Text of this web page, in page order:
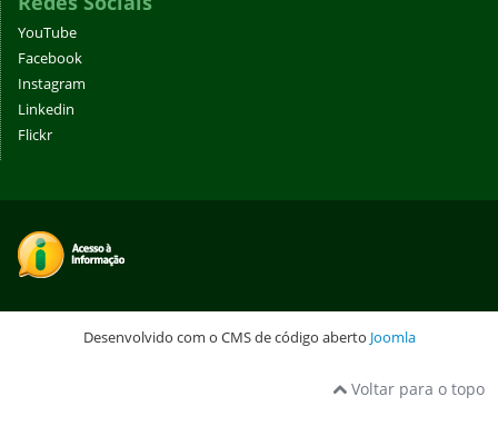
YouTube
Facebook
Instagram
Linkedin
Flickr
Desenvolvido com o CMS de código aberto Joomla
Voltar para o topo